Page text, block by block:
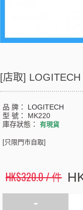
[店取]
品 牌： LOGITECH
型 號： MK220
庫存狀態： 有現貨
[只限門市自取]
HK$320.0 / 件
-